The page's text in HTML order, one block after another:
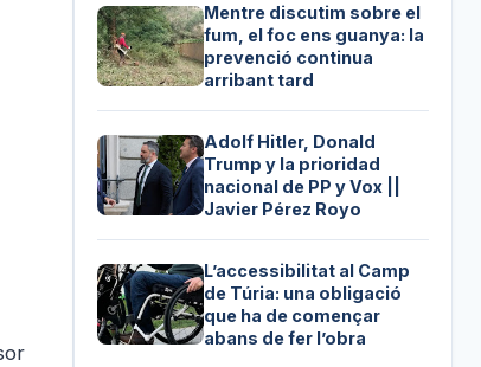
Mentre discutim sobre el
fum, el foc ens guanya: la
prevenció continua
arribant tard
Adolf Hitler, Donald
Trump y la prioridad
nacional de PP y Vox ||
Javier Pérez Royo
L’accessibilitat al Camp
de Túria: una obligació
que ha de començar
abans de fer l’obra